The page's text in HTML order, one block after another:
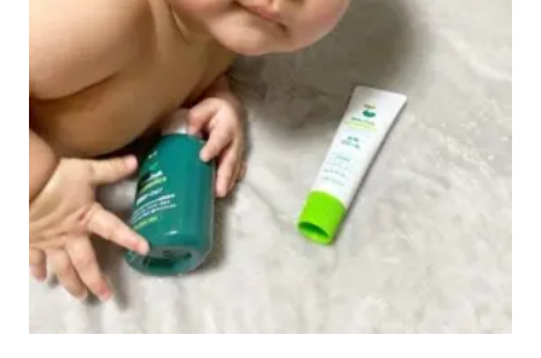
←忙しすぎるときは、これ😂ずぼらでごめん🤣
商品名に “薬用” とついているだけあって自然
を感じられる檜のような香り🌲
温泉好きな私としては癒される〜ˊ˗
☑︎ 大きさ👝
手のひらサイズで持ち運びしやすい。
い遊びアイテムになってる👶🏻笑